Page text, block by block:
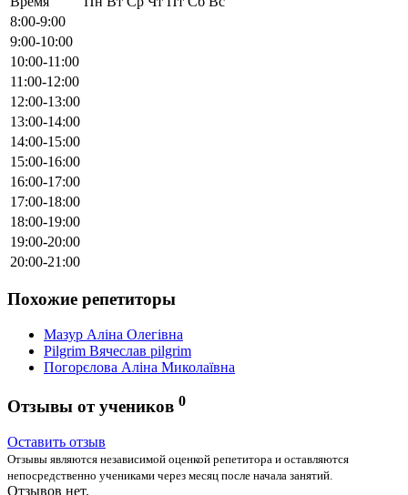
8:00-9:00
9:00-10:00
10:00-11:00
11:00-12:00
12:00-13:00
13:00-14:00
14:00-15:00
15:00-16:00
16:00-17:00
17:00-18:00
18:00-19:00
19:00-20:00
20:00-21:00
Похожие репетиторы
Мазур Аліна Олегівна
Pilgrim Вячеслав pilgrim
Погорєлова Аліна Миколаївна
Отзывы от учеников 0
Оставить отзыв
Отзывы являются независимой оценкой репетитора и оставляются
непосредственно учениками через месяц после начала занятий.
Отзывов нет.